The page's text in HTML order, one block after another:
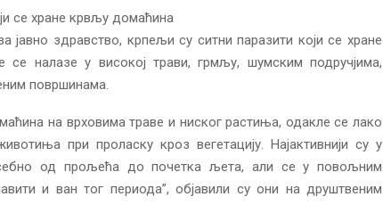
се хране крвљу домаћина
јавно здравство, крпељи су ситни паразити који се хране
се налазе у високој трави, грмљу, шумским подручјима,
површинама.
на врховима траве и ниског растиња, одакле се лако
при проласку кроз вегетацију. Најактивнији су у
од прољећа до почетка љета, али се у повољним
и ван тог периода”, објавили су они на друштвеним